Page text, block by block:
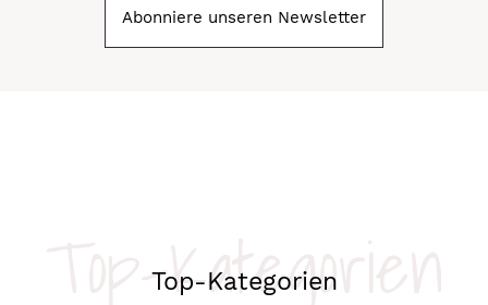
Abonniere unseren Newsletter
Top-Kategorien
Top-Kategorien